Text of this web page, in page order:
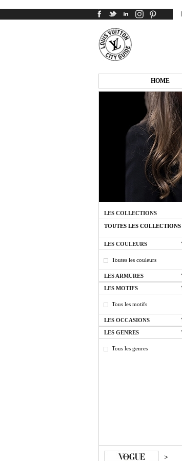
|
HOME
LES COLLECTIONS
TOUTES LES COLLECTIONS
LES COULEURS
Toutes les couleurs
LES ARMURES
LES MOTIFS
Tous les motifs
LES OCCASIONS
LES GENRES
Tous les genres
>